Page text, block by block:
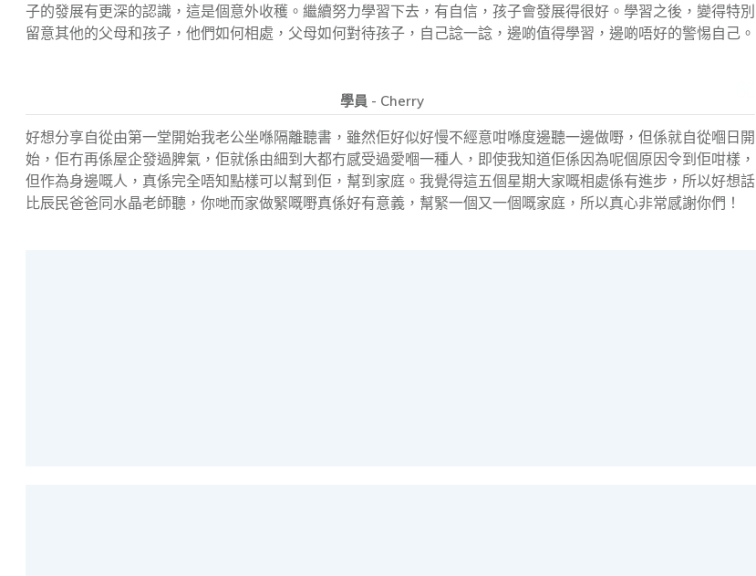
子的發展有更深的認識，這是個意外收穫。繼續努力學習下去，有自信，孩子會發展得很好。學習之後，變得特別
留意其他的父母和孩子，他們如何相處，父母如何對待孩子，自己諗一諗，邊啲值得學習，邊啲唔好的警惕自己。
學員 - Cherry
好想分享自從由第一堂開始我老公坐喺隔離聽書，雖然佢好似好慢不經意咁喺度邊聽一邊做嘢，但係就自從嗰日開
始，佢冇再係屋企發過脾氣，佢就係由細到大都冇感受過愛嗰一種人，即使我知道佢係因為呢個原因令到佢咁樣，
但作為身邊嘅人，真係完全唔知點樣可以幫到佢，幫到家庭。我覺得這五個星期大家嘅相處係有進步，所以好想話
比辰民爸爸同水晶老師聽，你哋而家做緊嘅嘢真係好有意義，幫緊一個又一個嘅家庭，所以真心非常感謝你們！